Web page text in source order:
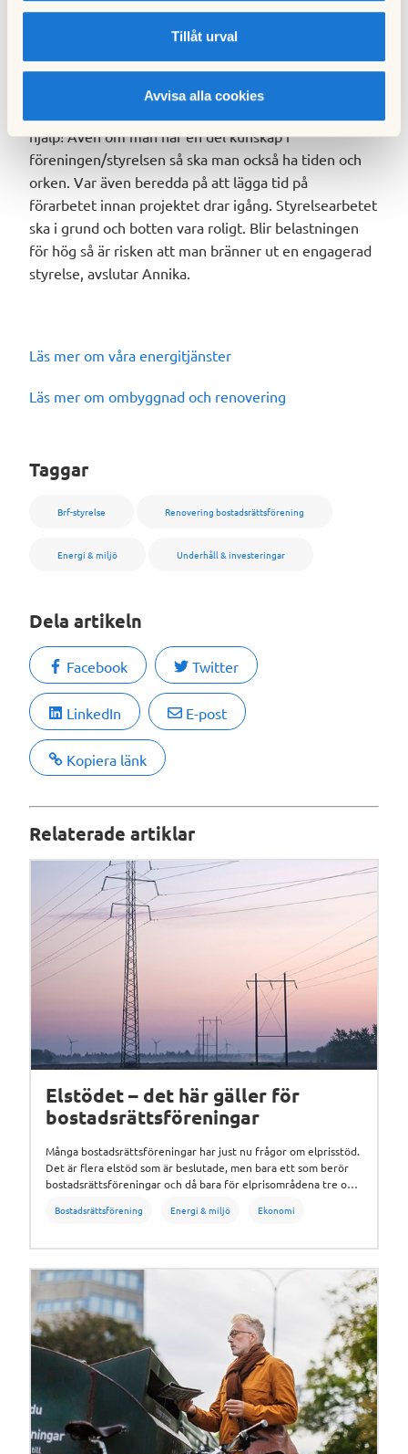
Tillåt urval
Avvisa alla cookies
stora underhållsbehov?
hjälp! Även om man har en del kunskap i
föreningen/styrelsen så ska man också ha tiden och
orken. Var även beredda på att lägga tid på
förarbetet innan projektet drar igång. Styrelsearbetet
ska i grund och botten vara roligt. Blir belastningen
för hög så är risken att man bränner ut en engagerad
styrelse, avslutar Annika.
Läs mer om våra energitjänster
Läs mer om ombyggnad och renovering
Taggar
Brf-styrelse Renovering bostadsrättsförening
Energi & miljö Underhåll & investeringar
Dela artikeln
Facebook Twitter
LinkedIn E-post
Kopiera länk
Relaterade artiklar
Elstödet – det här gäller för
bostadsrättsföreningar
Många bostadsrättsföreningar har just nu frågor om elprisstöd.
Det är flera elstöd som är beslutade, men bara ett som berör
bostadsrättsföreningar och då bara för elprisområdena tre och
Bostadsrättsförening Energi & miljö Ekonomi